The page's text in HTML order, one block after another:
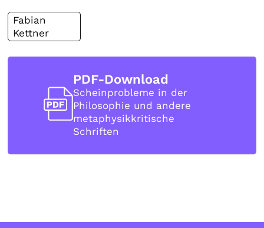
Fabian
Kettner
PDF-Download
Scheinprobleme in der
Philosophie und andere
metaphysikkritische
Schriften